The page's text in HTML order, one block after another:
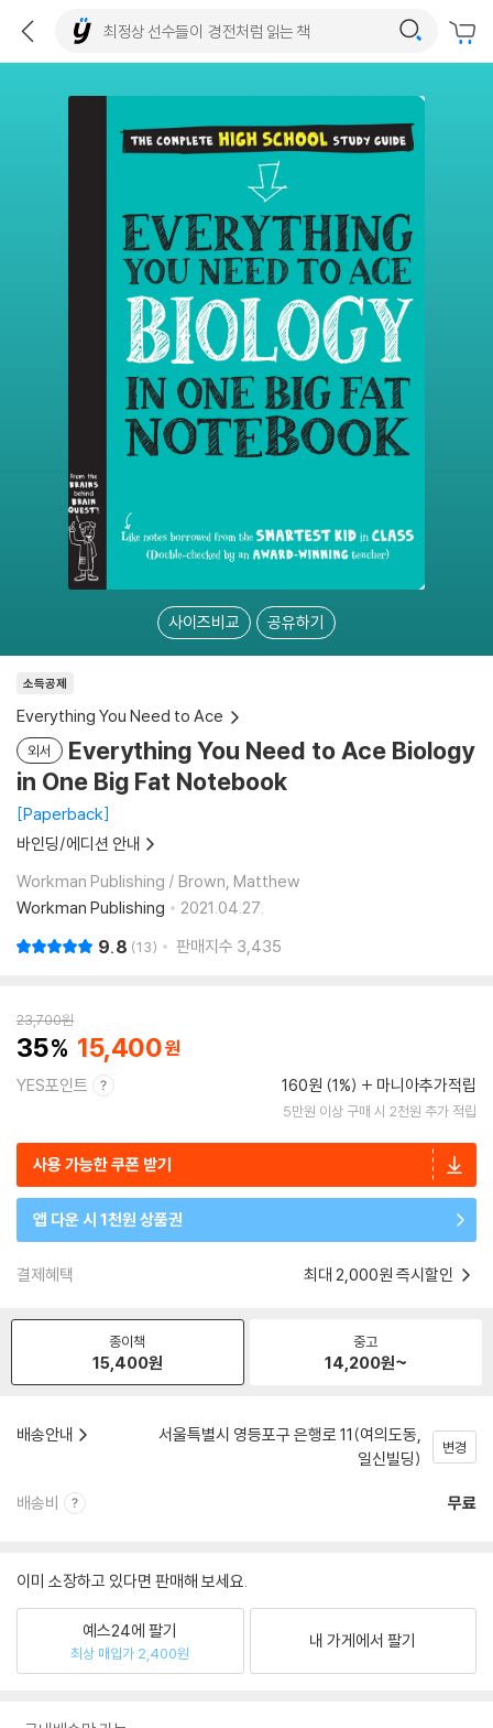
사이즈비교 공유하기
소득공제
Everything You Need to Ace
외서
Everything You Need to Ace Biology
in One Big Fat Notebook
Paperback
바인딩/에디션 안내
Workman Publishing / Brown, Matthew
Workman Publishing
2021.04.27.
9.8 13 판매지수 3,435
23,700원
35 15,400
YES포인트 160원 (1%) 마니아추가적립
5만원 이상 구매 시 2천원 추가 적립
사용 가능한 쿠폰 받기
앱 다운 시 1천원 상품권
결제혜택 최대 2,000원 즉시할인
종이책
15,400원
중고
14,200원~
배송안내
서울특별시 영등포구 은행로 11(여의도동,
일신빌딩)
변경
배송비 무료
이미 소장하고 있다면 판매해 보세요.
예스24에 팔기
최상 매입가 2,400원
내 가게에서 팔기